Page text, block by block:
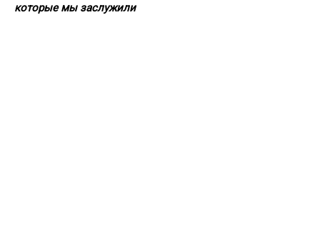
которые мы заслужили